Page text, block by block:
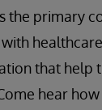
the primary
that help
hear